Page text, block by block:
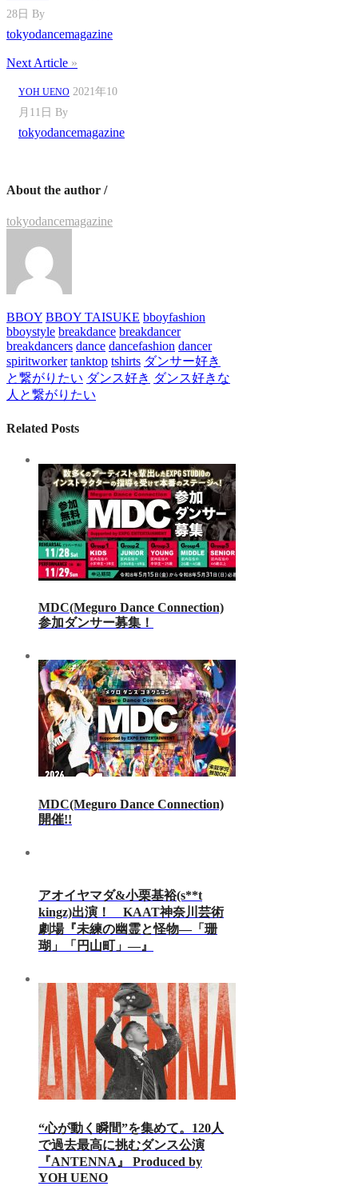
28日 By
tokyodancemagazine
Next Article »
YOH UENO 2021年10
月11日 By
tokyodancemagazine
About the author /
tokyodancemagazine
BBOY BBOY TAISUKE bboyfashion
bboystyle breakdance breakdancer
breakdancers dance dancefashion dancer
spiritworker tanktop tshirts ダンサー好き
と繋がりたい ダンス好き ダンス好きな
人と繋がりたい
Related Posts
MDC(Meguro Dance Connection)
参加ダンサー募集！
MDC(Meguro Dance Connection)
開催!!
アオイヤマダ&小栗基裕(s**t
kingz)出演！ KAAT神奈川芸術
劇場『未練の幽霊と怪物―「珊
瑚」「円山町」―』
“心が動く瞬間”を集めて。120人
で過去最高に挑むダンス公演
『ANTENNA』 Produced by
YOH UENO